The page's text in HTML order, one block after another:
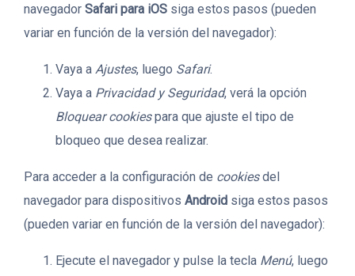
navegador Safari para iOS siga estos pasos (pueden
variar en función de la versión del navegador):
Vaya a Ajustes, luego Safari.
Vaya a Privacidad y Seguridad, verá la opción
Bloquear cookiespara que ajuste el tipo de
bloqueo que desea realizar.
Para acceder a la configuración de cookiesdel
navegador para dispositivos Android siga estos pasos
(pueden variar en función de la versión del navegador):
Ejecute el navegador y pulse la tecla Menú, luego